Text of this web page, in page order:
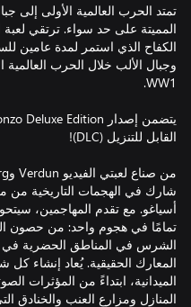
تمتد الحرب العالمية الأولى إلى
الكفاح الذي استمر لمدة عامين
وجبال الألب خلال الحرب
شارك في الهجمات التاريخية من
أسياغو. مع تقدم المهاجمين،
تمامًا في هجوم واحد: من حصون
الشرس في المناطق الحضرية في
المعارك الحقيقية. يُعاد إنشاء كل
الميدانية، ابتداءً من المؤثرات